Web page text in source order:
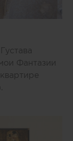
Фантазии